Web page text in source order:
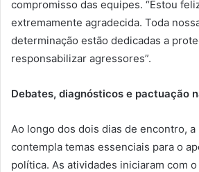
compromisso das equipes. “Estou
extremamente agradecida. Toda
determinação estão dedicadas a
responsabilizar agressores”.
Debates, diagnósticos e pactuação
Ao longo dos dois dias de encontro, a
contempla temas essenciais para o
política. As atividades iniciaram com